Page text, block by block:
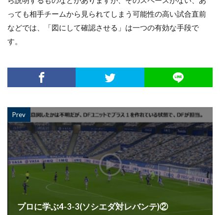
っても相手チームから見られてしまう可能性の高い試合直前
などでは、「図にして確認させる」は一つの有効な手段で
す。
Prev
プロに学ぶ4-3-3(ソシエダ対レバンテ)②